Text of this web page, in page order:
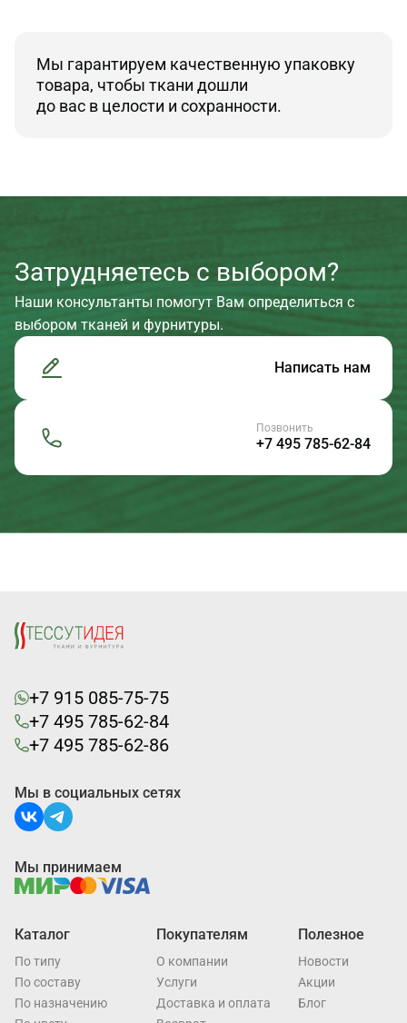
Мы гарантируем качественную упаковку
товара, чтобы ткани дошли
до вас в целости и сохранности.
Затрудняетесь с выбором?
Наши консультанты помогут Вам определиться с
выбором тканей и фурнитуры.
Написать нам
Позвонить
+7 495 785-62-84
+7 915 085-75-75
+7 495 785-62-84
+7 495 785-62-86
Каталог
По типу
По составу
По назначению
Покупателям
О компании
Услуги
Доставка и оплата
Полезное
Новости
Акции
Блог
Мы в социальных сетях
Мы принимаем